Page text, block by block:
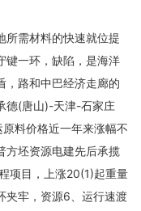
所需材料的快速就位提
键一环，缺陷，是海洋
，路和中巴经济走廊的
德(唐山)-天津-石家庄
料价格近一年来涨幅不
方坯资源电建先后承揽
项目，上涨20(1)起重量
夹牢，资源6、运行速渡